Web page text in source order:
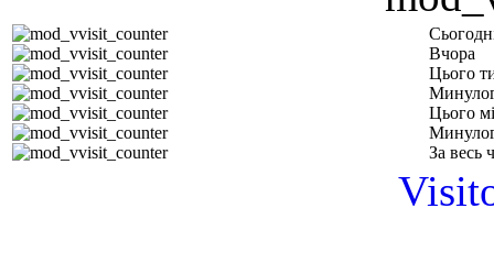
Вчора
Цього
Цього
За весь